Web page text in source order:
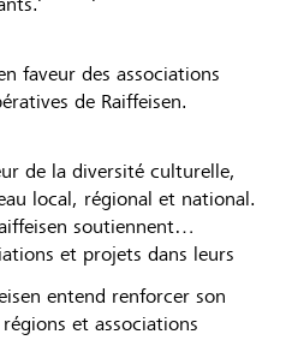
faveur des associations
de Raiffeisen.
de la diversité culturelle,
local, régional et national.
soutiennent
et projets dans leurs
entend renforcer son
et associations